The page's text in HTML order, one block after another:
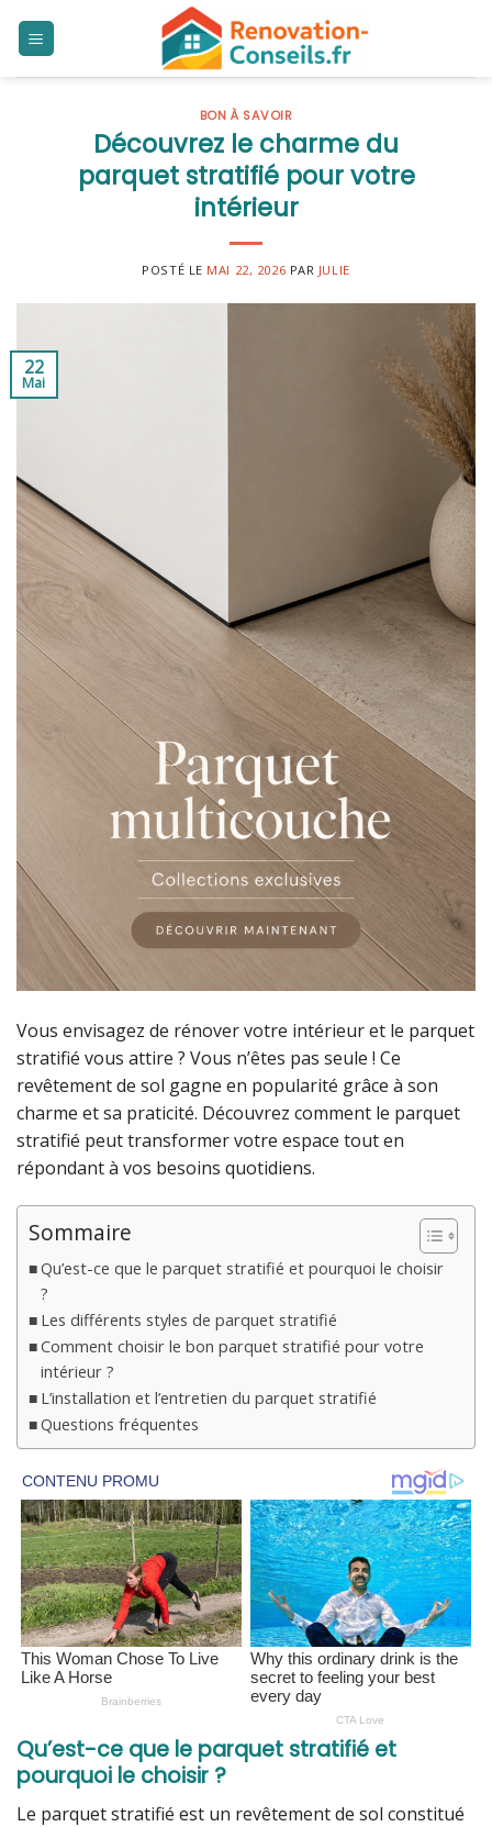
BON À SAVOIR
Découvrez le charme du
parquet stratifié pour votre
intérieur
POSTÉ LE MAI 22, 2026 PAR JULIE
22
Mai
Vous envisagez de rénover votre intérieur et le parquet
stratifié vous attire ? Vous n’êtes pas seule ! Ce
revêtement de sol gagne en popularité grâce à son
charme et sa praticité. Découvrez comment le parquet
stratifié peut transformer votre espace tout en
répondant à vos besoins quotidiens.
Sommaire
Qu’est-ce que le parquet stratifié et pourquoi le choisir
?
Les différents styles de parquet stratifié
Comment choisir le bon parquet stratifié pour votre
intérieur ?
L’installation et l’entretien du parquet stratifié
Questions fréquentes
Qu’est-ce que le parquet stratifié et
pourquoi le choisir ?
Le parquet stratifié est un revêtement de sol constitué